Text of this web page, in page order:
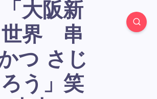
「大阪新
世界 串
つ さじ
ろう」笑